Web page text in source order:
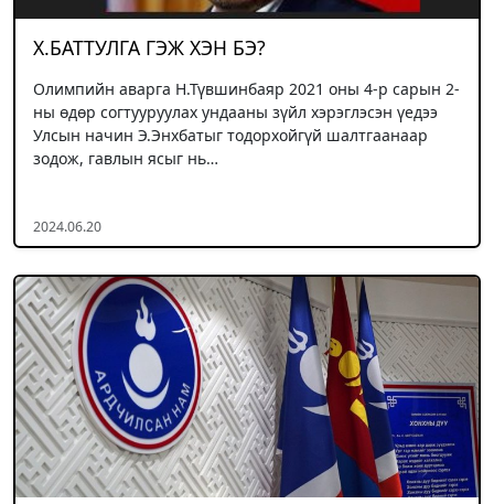
Х.БАТТУЛГА ГЭЖ ХЭН БЭ?
Олимпийн аварга Н.Түвшинбаяр 2021 оны 4-р сарын 2-
ны өдөр согтууруулах ундааны зүйл хэрэглэсэн үедээ
Улсын начин Э.Энхбатыг тодорхойгүй шалтгаанаар
зодож, гавлын ясыг нь…
2024.06.20